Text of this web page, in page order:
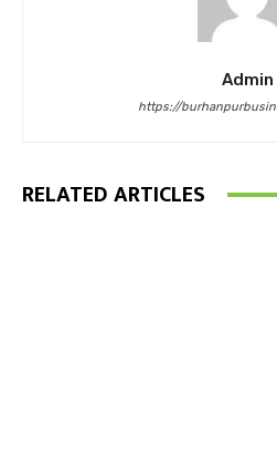
Admin
https://
RELATED ARTICLES